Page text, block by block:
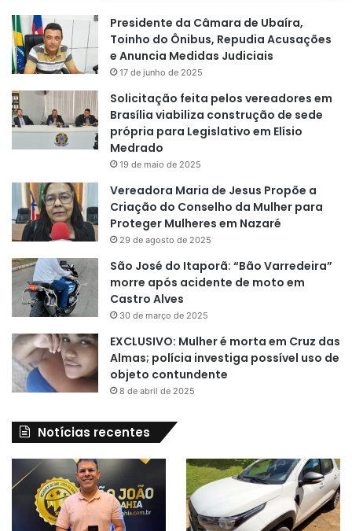
Presidente da Câmara de Ubaíra,
Toinho do Ônibus, Repudia Acusações
e Anuncia Medidas Judiciais
17 de junho de 2025
Solicitação feita pelos vereadores em
Brasília viabiliza construção de sede
própria para Legislativo em Elísio
Medrado
19 de maio de 2025
Vereadora Maria de Jesus Propõe a
Criação do Conselho da Mulher para
Proteger Mulheres em Nazaré
29 de agosto de 2025
São José do Itaporã: “Bão Varredeira”
morre após acidente de moto em
Castro Alves
30 de março de 2025
EXCLUSIVO: Mulher é morta em Cruz das
Almas; polícia investiga possível uso de
objeto contundente
8 de abril de 2025
Notícias recentes